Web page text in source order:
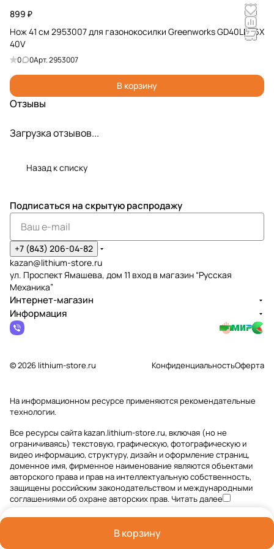
899 ₽
Нож 41 см 2953007 для газонокосилки Greenworks GD40LM16X
40V
0 0Арт.2953007
В корзину
Отзывы
Загрузка отзывов...
Назад к списку
В корзину
Подписаться на скрытую распродажу
+7 (843) 206-04-82
kazan@lithium-store.ru
ул. Проспект Ямашева, дом 11 вход в магазин “Русская
Механика”
Интернет-магазин
Информация
© 2026 lithium-store.ru КонфиденциальностьОферта
На информационном ресурсе применяютсярекомендательные
технологии.
Все ресурсы сайта kazan.lithium-store.ru, включая (но не
ограничиваясь) текстовую, графическую, фотографическую и
видео информацию, структуру, дизайн и оформление страниц,
доменное имя, фирменное наименование являются объектами
авторского права и прав на интеллектуальную собственность,
защищены российским законодательством и международными
соглашениями об охране авторских прав.Читать далее